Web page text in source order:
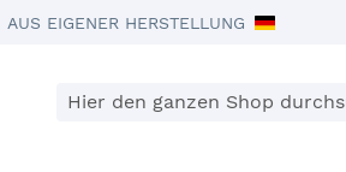
AUS EIGENER HERSTELLUNG
Suche